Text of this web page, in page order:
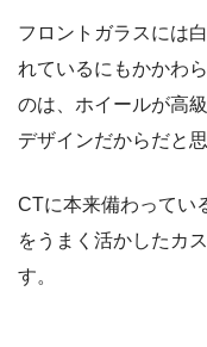
フロントガラスには
れているにもかかわ
のは、ホイールが高
デザインだからだと思
CTに本来備わってい
をうまく活かしたカ
す。